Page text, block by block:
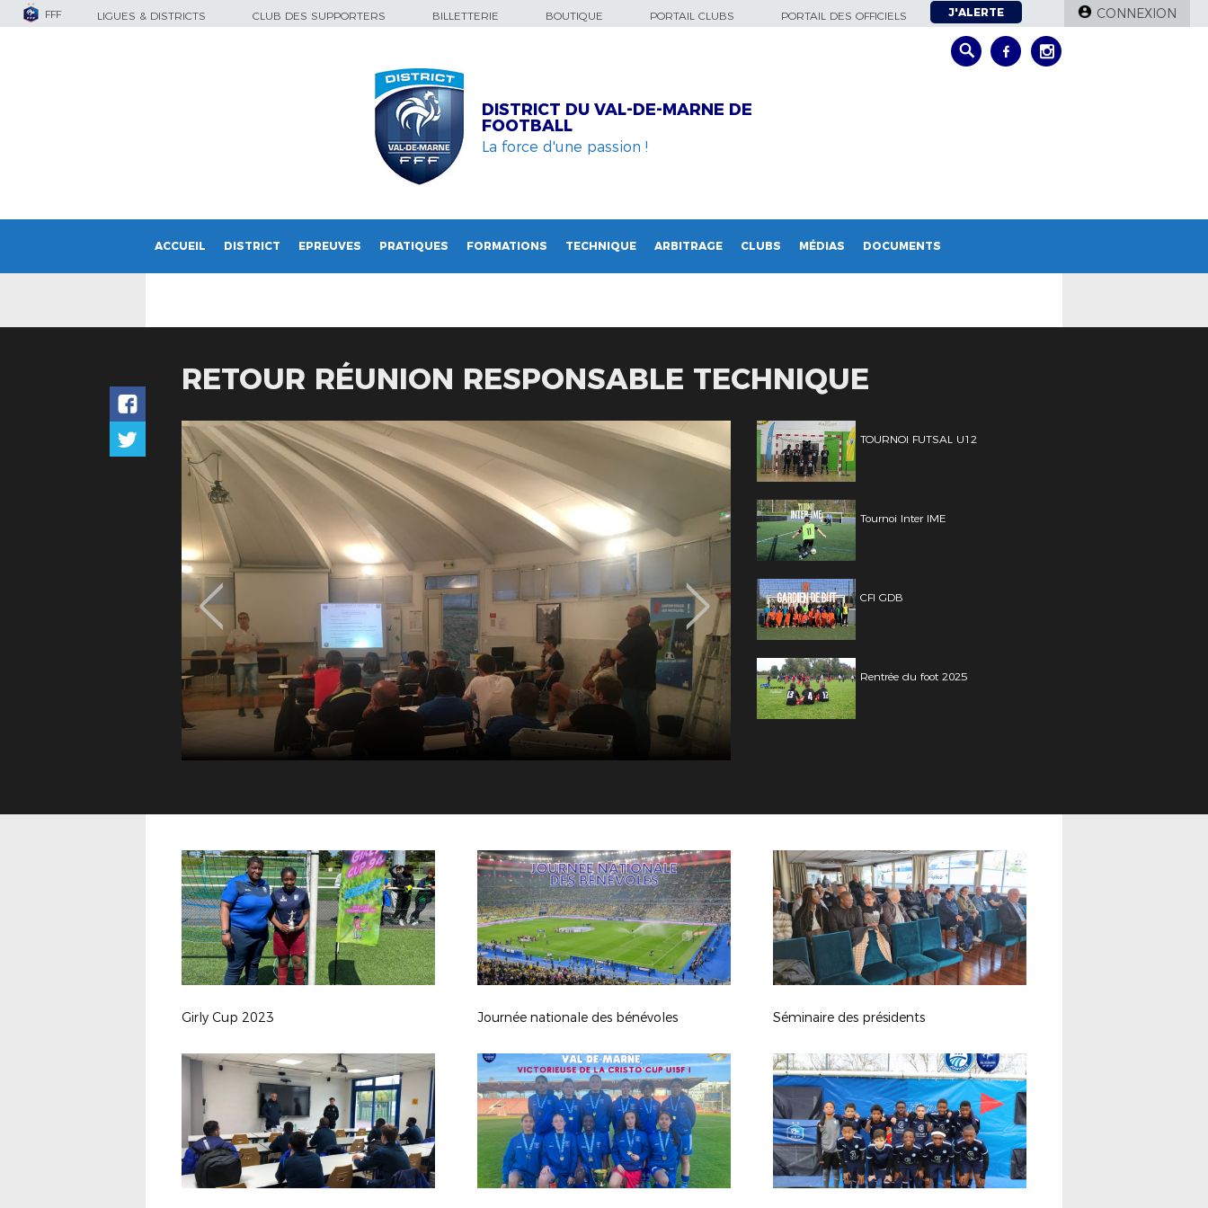
FFF LIGUES & DISTRICTS CLUB DES SUPPORTERS BILLETTERIE BOUTIQUE PORTAIL CLUBS PORTAIL DES OFFICIELS J'ALERTE CONNEXION
DISTRICT DU VAL-DE-MARNE DE
FOOTBALL
La force d'une passion !
ACCUEIL DISTRICT EPREUVES PRATIQUES FORMATIONS TECHNIQUE ARBITRAGE CLUBS MÉDIAS DOCUMENTS
RETOUR RÉUNION RESPONSABLE TECHNIQUE
TOURNOI FUTSAL U12
Tournoi Inter IME
CFI GDB
Rentrée du foot 2025
Girly Cup 2023 Journée nationale des bénévoles Séminaire des présidents